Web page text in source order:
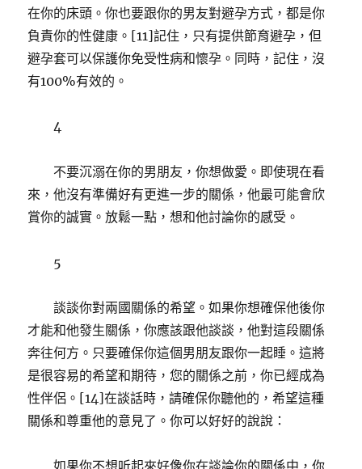
在你的床頭。你也要跟你的男友對避孕方式，都是你
負責你的性健康。[11]記住，只有提供節育避孕，但
避孕套可以保護你免受性病和懷孕。同時，記住，沒
有100%有效的。
4
不要沉溺在你的男朋友，你想做愛。即使現在看
來，他沒有準備好有更進一步的關係，他最可能會欣
賞你的誠實。放鬆一點，想和他討論你的感受。
5
談談你對兩國關係的希望。如果你想確保他後你
才能和他發生關係，你應該跟他談談，他對這段關係
奔往何方。只要確保你這個男朋友跟你一起睡。這將
是很容易的希望和期待，您的關係之前，你已經成為
性伴侶。[14]在談話時，請確保你聽他的，希望這種
關係和尊重他的意見了。你可以好好的說說：